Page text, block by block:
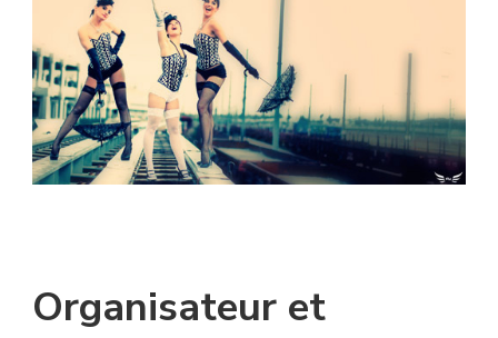
Organisateur et